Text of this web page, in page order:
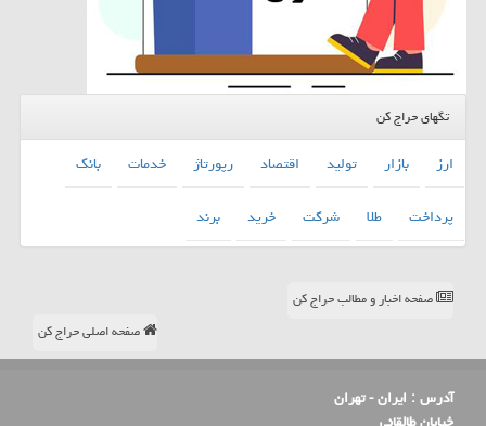
تگهای حراج کن
ارز بازار تولید اقتصاد رپورتاژ خدمات
بانك
پرداخت
طلا شركت خرید برند
صفحه اخبار و مطالب حراج کن
صفحه اصلی حراج کن
آدرس : ایران - تهران